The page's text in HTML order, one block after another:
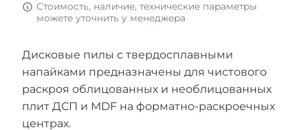
Стоимость, наличие, технические параметры
можете уточнить у менеджера
Дисковые пилы с твердосплавными
напайками предназначены для чистового
раскроя облицованных и необлицованных
плит ДСП и MDF на форматно-раскроечных
центрах.